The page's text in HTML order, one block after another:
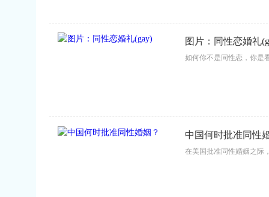
图片：同性恋婚礼
如何你不是同性恋，你是
中国何时批准同性
在美国批准同性婚姻之际